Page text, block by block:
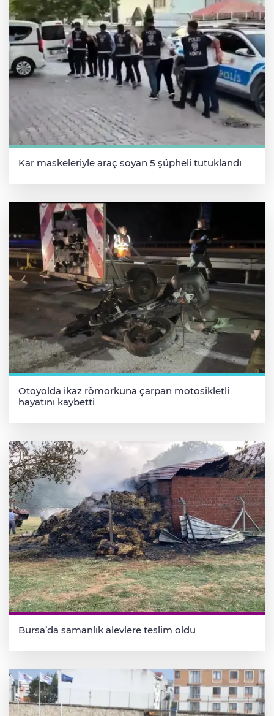
Kar maskeleriyle araç soyan 5 şüpheli tutuklandı
Otoyolda ikaz römorkuna çarpan motosikletli
hayatını kaybetti
Bursa’da samanlık alevlere teslim oldu